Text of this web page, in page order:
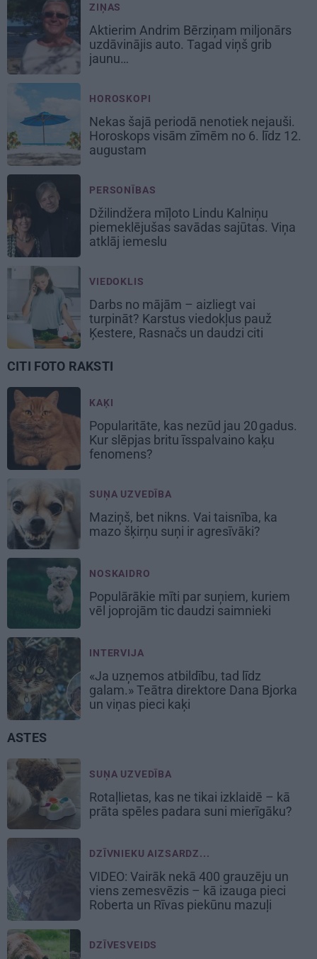
ZIŅAS
Aktierim Andrim Bērziņam miljonārs
uzdāvinājis auto. Tagad viņš grib
jaunu…
HOROSKOPI
Nekas šajā periodā nenotiek nejauši.
Horoskops visām zīmēm no 6. līdz 12.
augustam
PERSONĪBAS
Džilindžera mīļoto Lindu Kalniņu
piemeklējušas savādas sajūtas. Viņa
atklāj iemeslu
VIEDOKLIS
Darbs no mājām – aizliegt vai
turpināt? Karstus viedokļus pauž
Ķestere, Rasnačs un daudzi citi
CITI FOTO RAKSTI
KAĶI
Popularitāte, kas nezūd jau 20 gadus.
Kur slēpjas britu īsspalvaino kaķu
fenomens?
SUŅA UZVEDĪBA
Maziņš, bet nikns. Vai taisnība, ka
mazo šķirņu suņi ir agresīvāki?
NOSKAIDRO
Populārākie mīti par suņiem, kuriem
vēl joprojām tic daudzi saimnieki
INTERVIJA
«Ja uzņemos atbildību, tad līdz
galam.» Teātra direktore Dana Bjorka
un viņas pieci kaķi
ASTES
SUŅA UZVEDĪBA
Rotaļlietas, kas ne tikai izklaidē – kā
prāta spēles padara suni mierīgāku?
DZĪVNIEKU AIZSARDZ...
VIDEO: Vairāk nekā 400 grauzēju un
viens zemesvēzis – kā izauga pieci
Roberta un Rīvas piekūnu mazuļi
DZĪVESVEIDS